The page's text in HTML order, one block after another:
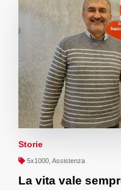
Storie
5x1000, Assistenza
La vita vale